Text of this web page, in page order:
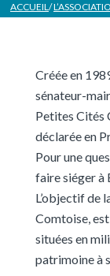
ACCUEIL/
Créée en
sénateur-
Petites Cités
déclarée en
Pour une
faire siéger à
L’objectif de
Comtoise,
situées en
patrimoine à